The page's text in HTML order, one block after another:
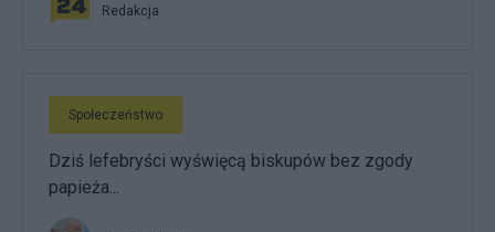
Redakcja
Społeczeństwo
Dziś lefebryści wyświęcą biskupów bez zgody
papieża...